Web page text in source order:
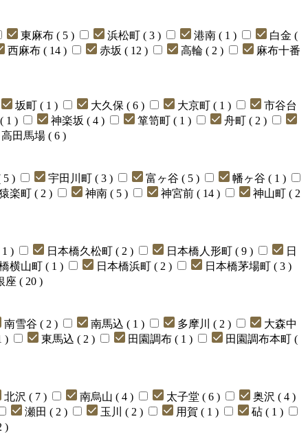
東麻布 ( 5 ) 浜松町 ( 3 ) 港南 ( 1 )
白金 (
西麻布 ( 14 ) 赤坂 ( 12 ) 高輪 ( 2 )
麻布十番
坂町 ( 1 ) 大久保 ( 6 ) 大京町 ( 1 )
市谷台
1 ) 神楽坂 ( 4 ) 箪笥町 ( 1 )
舟町 ( 2 )
高田馬場 ( 6 )
5 ) 宇田川町 ( 3 ) 富ヶ谷 ( 5 )
幡ヶ谷 ( 1 )
楽町 ( 2 ) 神南 ( 5 ) 神宮前 ( 14 )
神山町 ( 2
) 日本橋久松町 ( 2 ) 日本橋人形町 ( 9 )
日
横山町 ( 1 ) 日本橋浜町 ( 2 )
日本橋茅場町 ( 3 )
座 ( 20 )
南雪谷 ( 2 ) 南馬込 ( 1 ) 多摩川 ( 2 )
大森中
) 東馬込 ( 2 ) 田園調布 ( 1 )
田園調布本町 (
北沢 ( 7 ) 南烏山 ( 4 ) 太子堂 ( 6 )
奥沢 ( 4 )
瀬田 ( 2 ) 玉川 ( 2 ) 用賀 ( 1 )
砧 ( 1 )
)